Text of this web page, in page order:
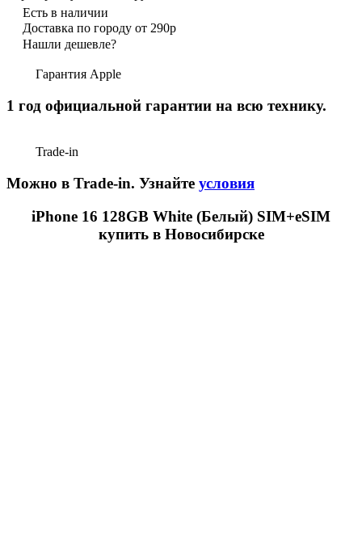
Есть в наличии
Доставка по городу от 290р
Нашли дешевле?
Гарантия Apple
1 год официальной гарантии на всю технику.
Trade-in
Можно в Trade-in. Узнайте условия
iPhone 16 128GB White (Белый) SIM+eSIM
купить в Новосибирске